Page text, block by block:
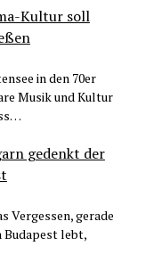
Kultur soll
in den 70er
Musik und Kultur
gedenkt der
Vergessen, gerade
Budapest lebt,